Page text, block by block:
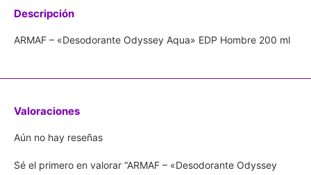
Descripción
ARMAF – «Desodorante Odyssey Aqua» EDP Hombre 200 ml
Valoraciones
Aún no hay reseñas
Sé el primero en valorar “ARMAF – «Desodorante Odyssey